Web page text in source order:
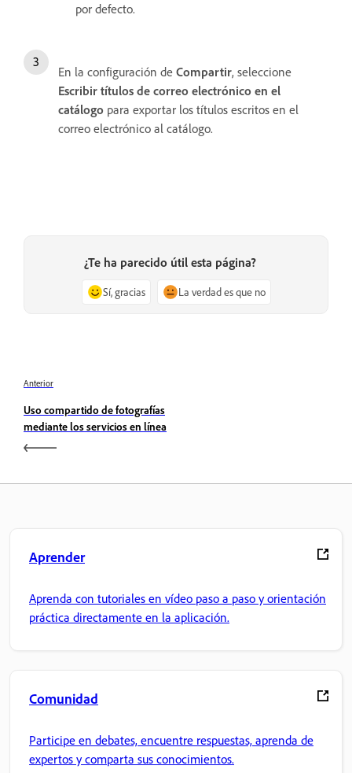
por defecto.
En la configuración de Compartir, seleccione
Escribir títulos de correo electrónico en el
catálogo para exportar los títulos escritos en el
correo electrónico al catálogo.
¿Te ha parecido útil esta página?
Sí, gracias La verdad es que no
Anterior
Uso compartido de fotografías
mediante los servicios en línea
Aprender
Aprenda con tutoriales en vídeo paso a paso y orientación
práctica directamente en la aplicación.
Comunidad
Participe en debates, encuentre respuestas, aprenda de
expertos y comparta sus conocimientos.